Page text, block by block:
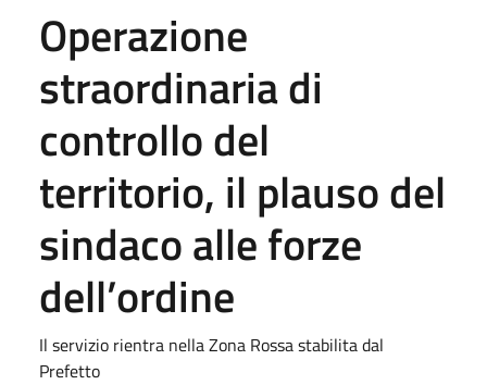
Operazione
straordinaria di
controllo del
territorio, il plauso del
sindaco alle forze
dell’ordine
Il servizio rientra nella Zona Rossa stabilita dal
Prefetto